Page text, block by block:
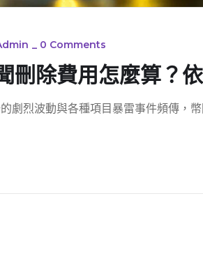
_ 0 Comments
刪除費用怎麼算？
劇烈波動與各種項目暴雷事件頻傳，